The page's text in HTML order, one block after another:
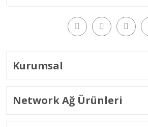
Kurumsal
Network Ağ Ürünleri